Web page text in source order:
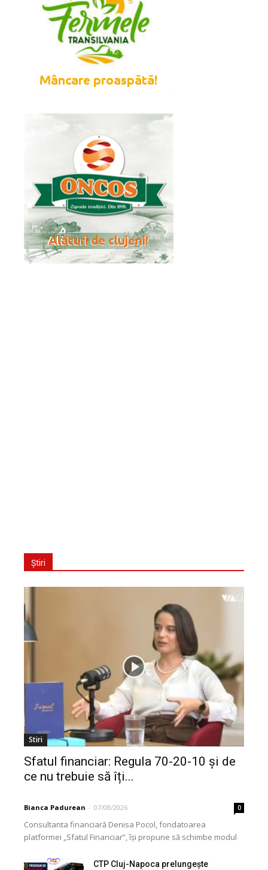
Știri
Stiri
Sfatul financiar: Regula 70-20-10 și de
ce nu trebuie să îți...
Bianca Padurean - 07/08/2026 0
Consultanta financiară Denisa Pocol, fondatoarea
platformei „Sfatul Financiar”, își propune să schimbe modul
de peste...
CTP Cluj-Napoca prelungește